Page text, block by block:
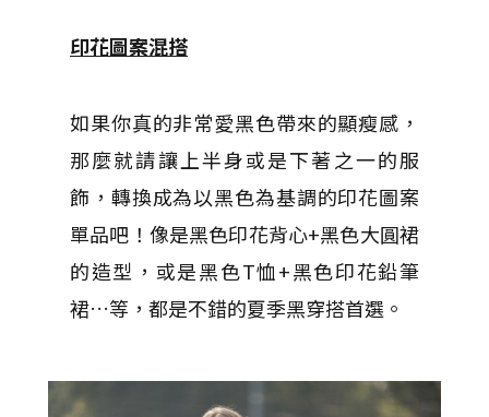
印花圖案混搭
如果你真的非常愛黑色帶來的顯瘦感，
那麼就請讓上半身或是下著之一的服
飾，轉換成為以黑色為基調的印花圖案
單品吧！像是黑色印花背心+黑色大圓裙
的造型，或是黑色T恤+黑色印花鉛筆
裙…等，都是不錯的夏季黑穿搭首選。